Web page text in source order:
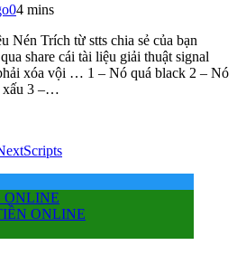
04 mins
Nén Trích từ stts chia sẻ của bạn
share cái tài liệu giải thuật signal
xóa vội … 1 – Nó quá black 2 – Nó
xấu 3 –…
ONLINE
ONLINE